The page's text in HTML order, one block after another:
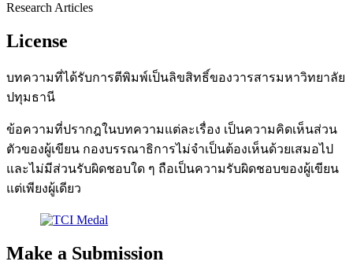
Research Articles
License
บทความที่ได้รับการตีพิมพ์เป็นลิขสิทธิ์ของวารสารมหาวิทยาลัย
ปทุมธานี
ข้อความที่ปรากฎในบทความแต่ละเรื่อง เป็นความคิดเห็นส่วน
ตัวของผู้เขียน กองบรรณาธิการไม่จำเป็นต้องเห็นด้วยเสมอไป
และไม่มีส่วนรับผิดชอบใด ๆ ถือเป็นความรับผิดชอบของผู้เขียน
แต่เพียงผู้เดียว
Make a Submission